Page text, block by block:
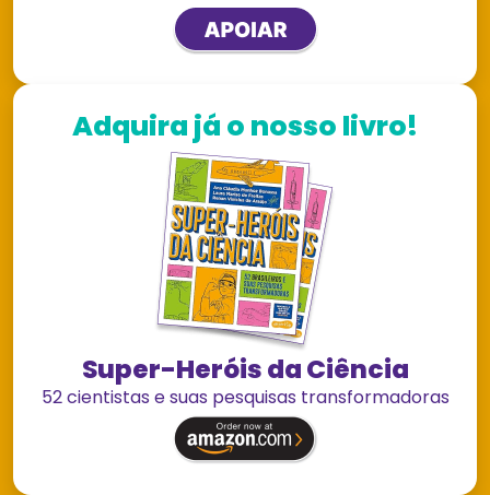
Adquira já o nosso livro!
Super-Heróis da Ciência
52 cientistas e suas pesquisas transformadoras